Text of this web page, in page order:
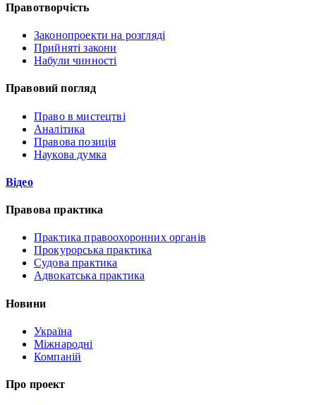
Правотворчість
Законопроекти на розгляді
Прийняті закони
Набули чинності
Правовий погляд
Право в мистецтві
Аналітика
Правова позиція
Наукова думка
Відео
Правова практика
Практика правоохоронних органів
Прокурорська практика
Судова практика
Адвокатська практика
Новини
Україна
Міжнародні
Компаній
Про проект